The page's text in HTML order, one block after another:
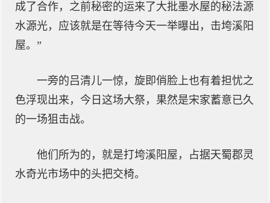
成了合作，之前秘密的运来了大批墨水屋的秘法源
水源光，应该就是在等待今天一举曝出，击垮溪阳
屋。”
一旁的吕清儿一惊，旋即俏脸上也有着担忧之
色浮现出来，今日这场大祭，果然是宋家蓄意已久
的一场狙击战。
他们所为的，就是打垮溪阳屋，占据天蜀郡灵
水奇光市场中的头把交椅。